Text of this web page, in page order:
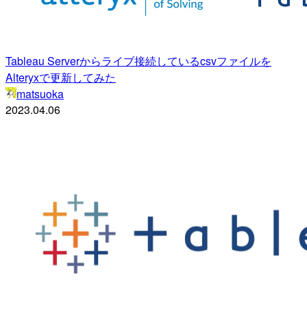
Tableau Serverからライブ接続しているcsvファイルを
Alteryxで更新してみた
matsuoka
2023.04.06